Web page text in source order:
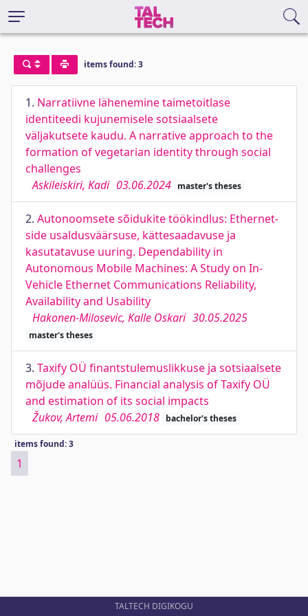
items found: 3
1. Narratiivne lähenemine taimetoitlase
identiteedi kujunemisele sotsiaalsete
väljakutsete kaudu. A narrative approach to the
formation of vegetarian identity through social
challenges
Askileiskiri, Kadi 03.06.2024 master's theses
2. Autonoomsete sõidukite töökindlus: Ethernet-
side usaldusväärsuse, kättesaadavuse ja
kasutatavuse uuring. Dependability in
Autonomous Mobile Machines: A Study on In-
Vehicle Ethernet Communications Reliability,
Availability and Usability
Hakonen-Milosevic, Kalle Oskari 30.05.2025
master's theses
3. Taxify OÜ finantstulemuslikkuse ja sotsiaalsete
mõjude analüüs. Financial analysis of Taxify OÜ
and estimation of its social impacts
Žukov, Artemi 05.06.2018 bachelor's theses
items found: 3
1
TALTECH DIGIKOGU